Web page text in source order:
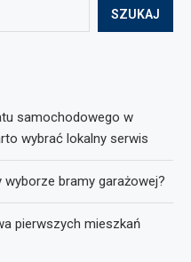
SZUKAJ
samochodowego w
wybrać lokalny serwis
bramy garażowej?
pierwszych mieszkań